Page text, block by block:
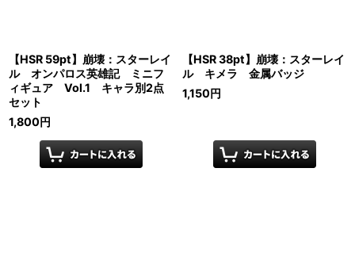
【HSR 59pt】崩壊：スターレイ
ル オンパロス英雄記 ミニフ
ィギュア Vol.1 キャラ別2点
セット
1,800円
【HSR 38pt】崩壊：スターレイ
ル キメラ 金属バッジ
1,150円